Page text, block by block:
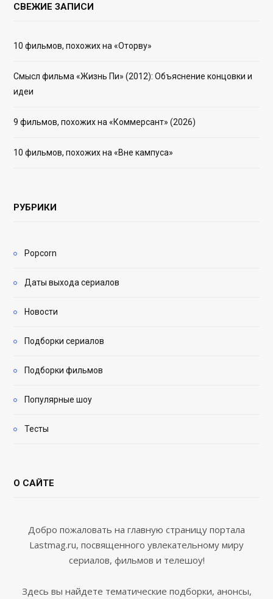
СВЕЖИЕ ЗАПИСИ
10 фильмов, похожих на «Оторву»
Смысл фильма «Жизнь Пи» (2012): Объяснение концовки и
идеи
9 фильмов, похожих на «Коммерсант» (2026)
10 фильмов, похожих на «Вне кампуса»
РУБРИКИ
Popcorn
Даты выхода сериалов
Новости
Подборки сериалов
Подборки фильмов
Популярные шоу
Тесты
О САЙТЕ
Добро пожаловать на главную страницу портала
Lastmag.ru, посвященного увлекательному миру
сериалов, фильмов и телешоу!
Здесь вы найдете тематические подборки, анонсы,